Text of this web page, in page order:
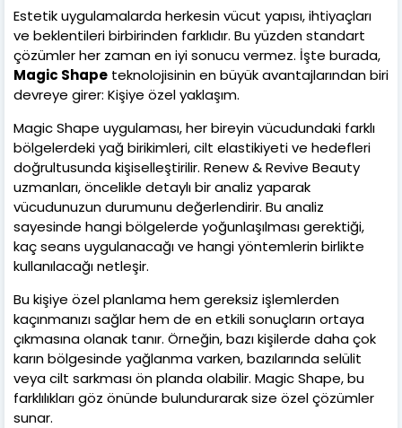
Estetik uygulamalarda herkesin vücut yapısı, ihtiyaçları
ve beklentileri birbirinden farklıdır. Bu yüzden standart
çözümler her zaman en iyi sonucu vermez. İşte burada,
Magic Shape teknolojisinin en büyük avantajlarından biri
devreye girer: Kişiye özel yaklaşım.
Magic Shape uygulaması, her bireyin vücudundaki farklı
bölgelerdeki yağ birikimleri, cilt elastikiyeti ve hedefleri
doğrultusunda kişiselleştirilir. Renew & Revive Beauty
uzmanları, öncelikle detaylı bir analiz yaparak
vücudunuzun durumunu değerlendirir. Bu analiz
sayesinde hangi bölgelerde yoğunlaşılması gerektiği,
kaç seans uygulanacağı ve hangi yöntemlerin birlikte
kullanılacağı netleşir.
Bu kişiye özel planlama hem gereksiz işlemlerden
kaçınmanızı sağlar hem de en etkili sonuçların ortaya
çıkmasına olanak tanır. Örneğin, bazı kişilerde daha çok
karın bölgesinde yağlanma varken, bazılarında selülit
veya cilt sarkması ön planda olabilir. Magic Shape, bu
farklılıkları göz önünde bulundurarak size özel çözümler
sunar.